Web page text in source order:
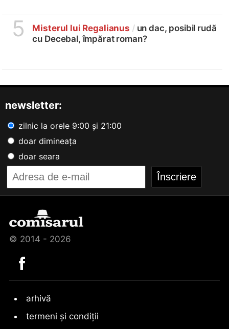
5 Misterul lui Regalianus /un dac, posibil rudă
cu Decebal, împărat roman?
newsletter:
zilnic la orele 9:00 și 21:00
doar dimineața
doar seara
© 2014 - 2026
arhivă
termeni și condiții